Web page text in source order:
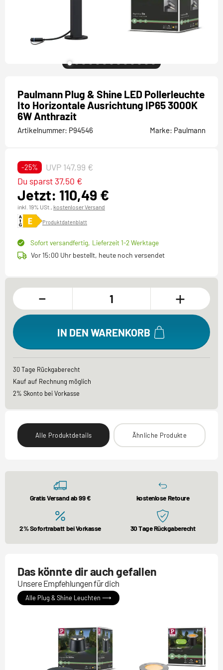
Paulmann Plug & Shine LED Pollerleuchte
Ito Horizontale Ausrichtung IP65 3000K
6W Anthrazit
Artikelnummer: P94546 Marke: Paulmann
-25% UVP 147,99 €
Jetzt: 110,49 €
Du sparst 37,50 €
inkl. 19% USt., kostenloser Versand
Produktdatenblatt
Sofort versandfertig, Lieferzeit 1-2 Werktage
Vor 15:00 Uhr bestellt, heute noch versendet
- +
IN DEN WARENKORB
30 Tage Rückgaberecht
Kauf auf Rechnung möglich
2% Skonto bei Vorkasse
Alle Produktdetails Ähnliche Produkte
Gratis Versand ab 99 € kostenlose Retoure
2% Sofortrabatt bei Vorkasse 30 Tage Rückgaberecht
Das könnte dir auch gefallen
Unsere Empfehlungen für dich
Alle Plug & Shine Leuchten ⟶